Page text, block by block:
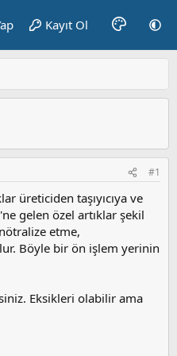
Kayıt Ol
#1
üreticiden taşıyıcıya ve
gelen özel artıklar şekil
etme,
Böyle bir ön işlem yerinin
Eksikleri olabilir ama